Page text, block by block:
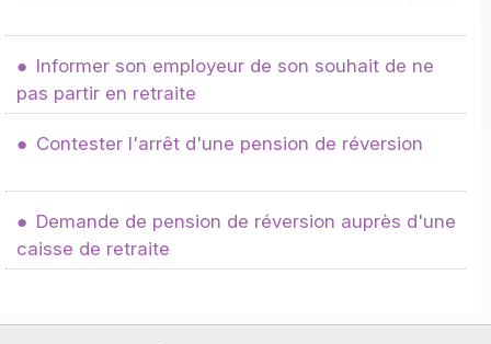
Informer son employeur de son souhait de ne
pas partir en retraite
Contester l'arrêt d'une pension de réversion
Demande de pension de réversion auprès d'une
caisse de retraite